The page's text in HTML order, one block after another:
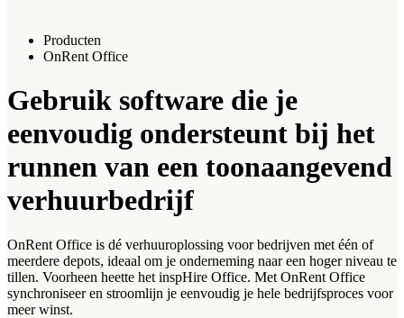
Producten
OnRent Office
Gebruik software die je
eenvoudig ondersteunt bij het
runnen van een toonaangevend
verhuurbedrijf
OnRent Office is dé verhuuroplossing voor bedrijven met één of
meerdere depots, ideaal om je onderneming naar een hoger niveau te
tillen. Voorheen heette het inspHire Office. Met OnRent Office
synchroniseer en stroomlijn je eenvoudig je hele bedrijfsproces voor
meer winst.